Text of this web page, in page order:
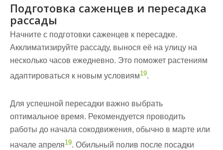
Подготовка саженцев и пересадка
рассады
Начните с подготовки саженцев к пересадке.
Акклиматизируйте рассаду, вынося её на улицу на
несколько часов ежедневно. Это поможет растениям
адаптироваться к новым условиям19.
Для успешной пересадки важно выбрать
оптимальное время. Рекомендуется проводить
работы до начала сокодвижения, обычно в марте или
начале апреля19. Обильный полив после посадки